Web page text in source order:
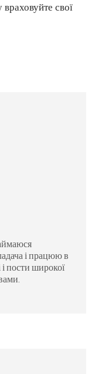
свої
і працюю в
і пости широкої